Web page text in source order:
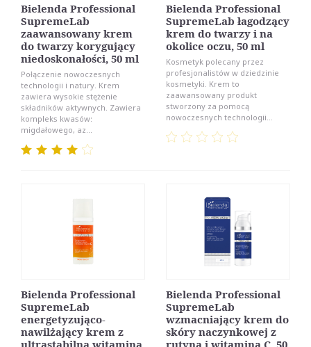
Bielenda Professional
SupremeLab
zaawansowany krem
do twarzy korygujący
niedoskonałości, 50 ml
Połączenie nowoczesnych
technologii i natury. Krem
zawiera wysokie stężenie
składników aktywnych. Zawiera
kompleks kwasów:
migdałowego, az...
Bielenda Professional
SupremeLab łagodzący
krem do twarzy i na
okolice oczu, 50 ml
Kosmetyk polecany przez
profesjonalistów w dziedzinie
kosmetyki. Krem to
zaawansowany produkt
stworzony za pomocą
nowoczesnych technologii...
Bielenda Professional
SupremeLab
energetyzująco-
nawilżający krem z
ultrastabilną witaminą
Bielenda Professional
SupremeLab
wzmacniający krem do
skóry naczynkowej z
rutyną i witaminą C, 50